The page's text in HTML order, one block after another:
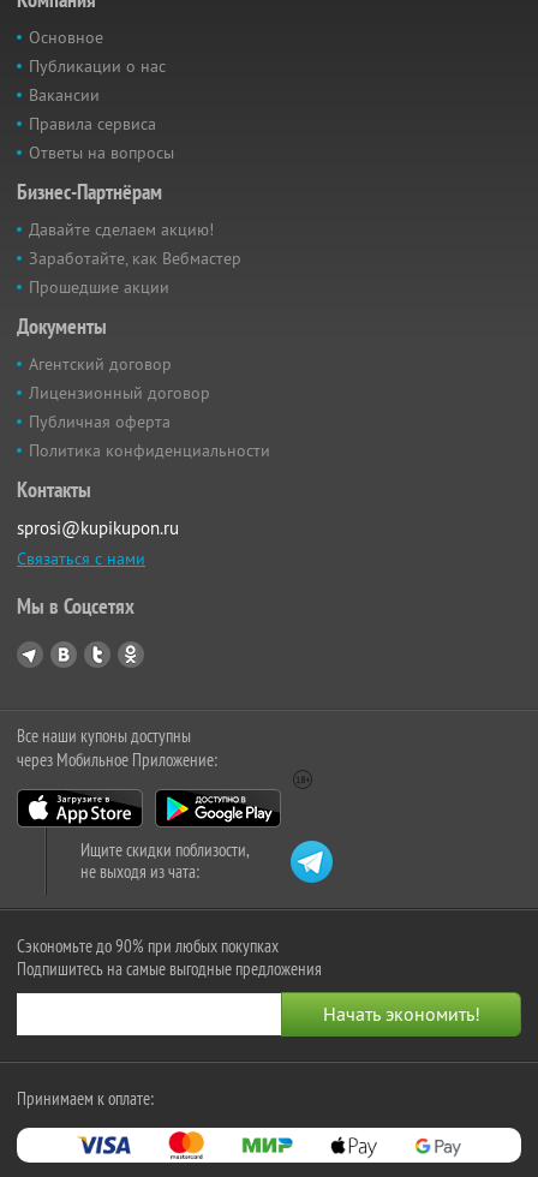
Основное
Публикации о нас
Вакансии
Правила сервиса
Ответы на вопросы
Бизнес-Партнёрам
Давайте сделаем акцию!
Заработайте, как Вебмастер
Прошедшие акции
Документы
Агентский договор
Лицензионный договор
Публичная оферта
Политика конфиденциальности
Контакты
sprosi@kupikupon.ru
Связаться с нами
Мы в Соцсетях
Все наши купоны доступны
через Мобильное Приложение:
Ищите скидки поблизости,
не выходя из чата:
Сэкономьте до 90% при любых покупках
Подпишитесь на самые выгодные предложения
Принимаем к оплате: